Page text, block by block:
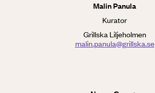
Malin Panula
Kurator
Grillska Liljeholmen
malin.panula@grillska.se